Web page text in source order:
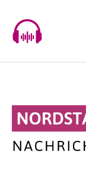
content